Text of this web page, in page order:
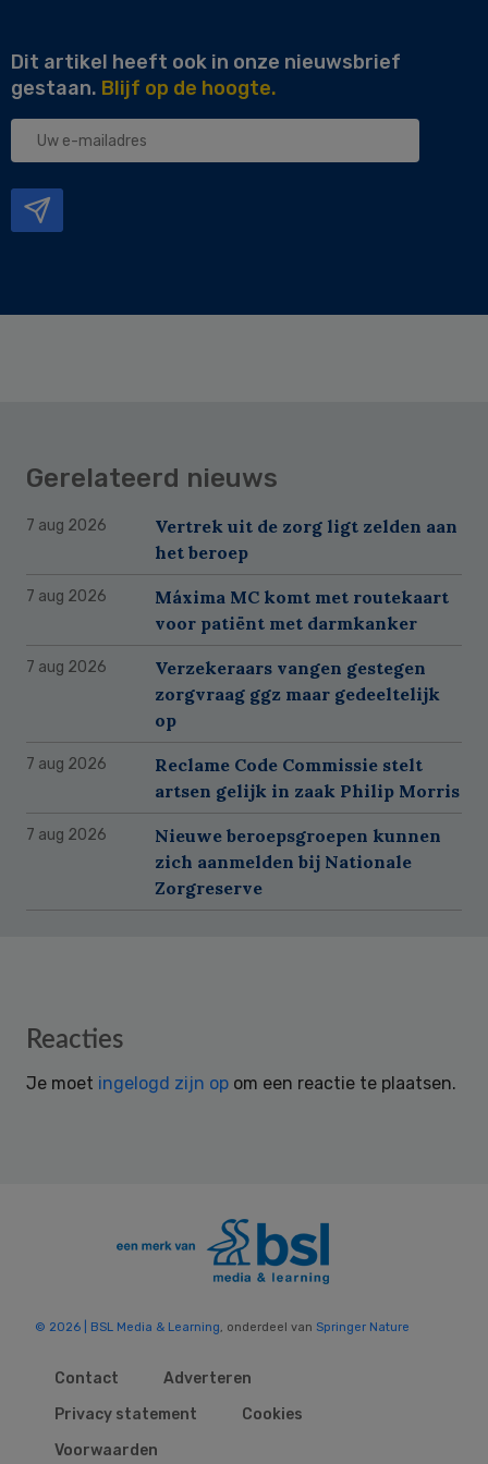
Dit artikel heeft ook in onze nieuwsbrief
gestaan. Blijf op de hoogte.
Uw
Gerelateerd nieuws
7 aug 2026
Vertrek uit de zorg ligt zelden aan
het beroep
7 aug 2026
Máxima MC komt met routekaart
voor patiënt met darmkanker
7 aug 2026
Verzekeraars vangen gestegen
zorgvraag ggz maar gedeeltelijk
op
7 aug 2026
Reclame Code Commissie stelt
artsen gelijk in zaak Philip Morris
7 aug 2026
Nieuwe beroepsgroepen kunnen
zich aanmelden bij Nationale
Zorgreserve
Reader
Reacties
Je moet ingelogd zijn op om een reactie te plaatsen.
© 2026 | BSL Media & Learning, onderdeel van Springer Nature
Contact
Adverteren
Privacy statement
Cookies
Voorwaarden